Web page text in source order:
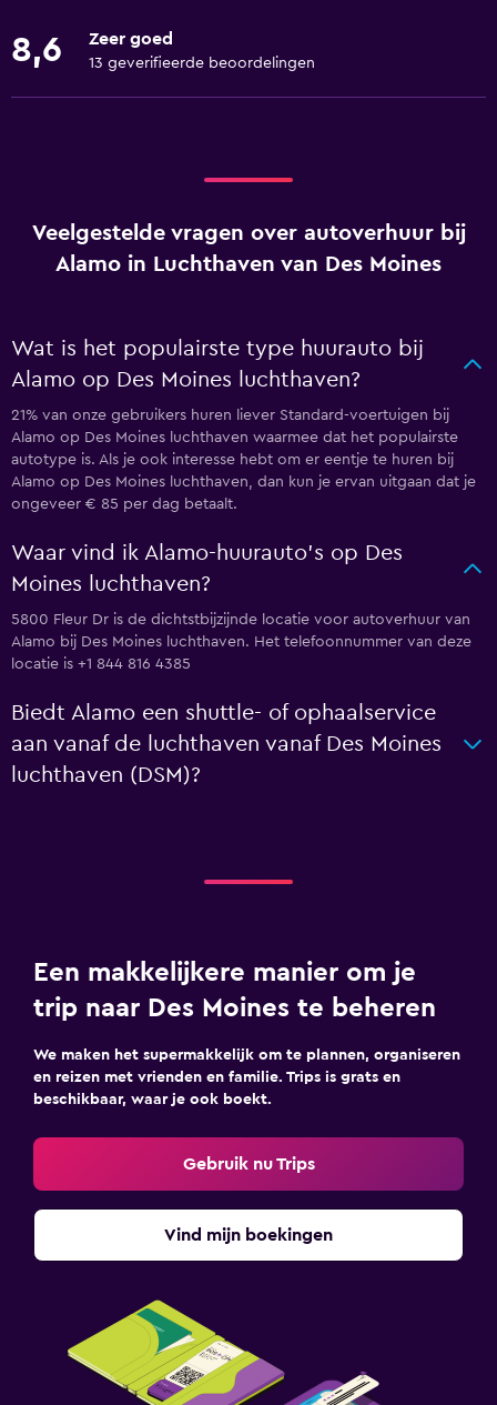
8,6 Zeer goed
13 geverifieerde beoordelingen
Veelgestelde vragen over autoverhuur bij
Alamo in Luchthaven van Des Moines
Wat is het populairste type huurauto bij
Alamo op Des Moines luchthaven?
21% van onze gebruikers huren liever Standard-voertuigen bij
Alamo op Des Moines luchthaven waarmee dat het populairste
autotype is. Als je ook interesse hebt om er eentje te huren bij
Alamo op Des Moines luchthaven, dan kun je ervan uitgaan dat je
ongeveer € 85 per dag betaalt.
Waar vind ik Alamo-huurauto's op Des
Moines luchthaven?
5800 Fleur Dr is de dichtstbijzijnde locatie voor autoverhuur van
Alamo bij Des Moines luchthaven. Het telefoonnummer van deze
locatie is +1 844 816 4385
Biedt Alamo een shuttle- of ophaalservice
aan vanaf de luchthaven vanaf Des Moines
luchthaven (DSM)?
Een makkelijkere manier om je
trip naar Des Moines te beheren
We maken het supermakkelijk om te plannen, organiseren
en reizen met vrienden en familie. Trips is grats en
beschikbaar, waar je ook boekt.
Gebruik nu Trips
Vind mijn boekingen